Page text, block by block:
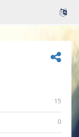
15
0